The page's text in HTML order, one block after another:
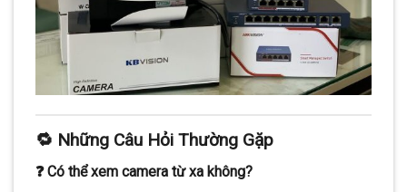
🔁 Những Câu Hỏi Thường Gặp
❓ Có thể xem camera từ xa không?